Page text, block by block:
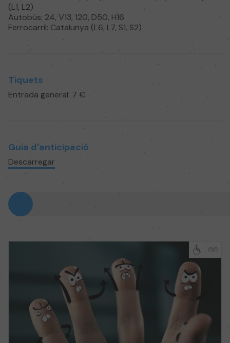
(L1, L2)
Autobús: 24, V13, 120, D50, H16
Ferrocarril: Catalunya (L6, L7, S1, S2)
Tiquets
Entrada general: 7 €
Guia d'anticipació
Descarregar